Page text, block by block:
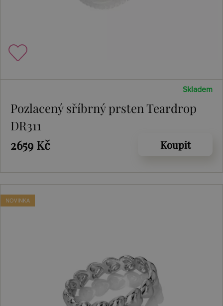
Skladem
Pozlacený sříbrný prsten Teardrop
DR311
2659 Kč
Koupit
NOVINKA